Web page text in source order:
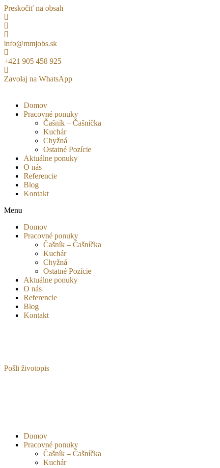
Preskočiť na obsah
info@mmjobs.sk
+421 905 458 925
Zavolaj na WhatsApp
Domov
Pracovné ponuky
Čašník – Čašníčka
Kuchár
Chyžná
Ostatné Pozície
Aktuálne ponuky
O nás
Referencie
Blog
Kontakt
Menu
Domov
Pracovné ponuky
Čašník – Čašníčka
Kuchár
Chyžná
Ostatné Pozície
Aktuálne ponuky
O nás
Referencie
Blog
Kontakt
Pošli životopis
Domov
Pracovné ponuky
Čašník – Čašníčka
Kuchár